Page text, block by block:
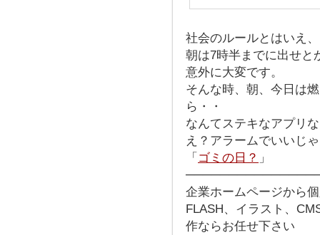
社会のルールとはいえ
朝は7時半までに出せと
意外に大変です。
そんな時、朝、今日は
ら・・
なんてステキなアプリ
え？アラームでいい
「 ゴミの日？ 」
企業ホームページから
FLASH、イラスト、
作ならお任せ下さい